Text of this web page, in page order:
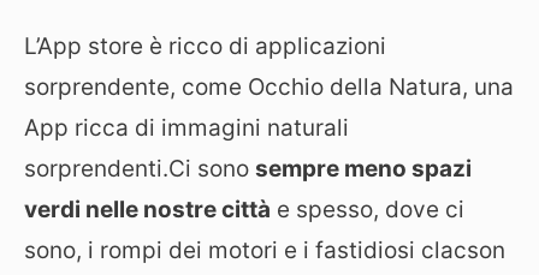
L’App store è ricco di applicazioni
sorprendente, come Occhio della Natura, una
App ricca di immagini naturali
sorprendenti.Ci sono sempre meno spazi
verdi nelle nostre città e spesso, dove ci
sono, i rompi dei motori e i fastidiosi clacson